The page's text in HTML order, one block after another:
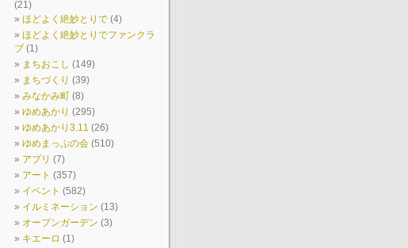
(21)
ほどよく絶妙とりで (4)
ほどよく絶妙とりでファンクラ
ブ (1)
まちおこし (149)
まちづくり (39)
みなかみ町 (8)
ゆめあかり (295)
ゆめあかり3.11 (26)
ゆめまっぷの会 (510)
アプリ (7)
アート (357)
イベント (582)
イルミネーション (13)
オープンガーデン (3)
キエーロ (1)